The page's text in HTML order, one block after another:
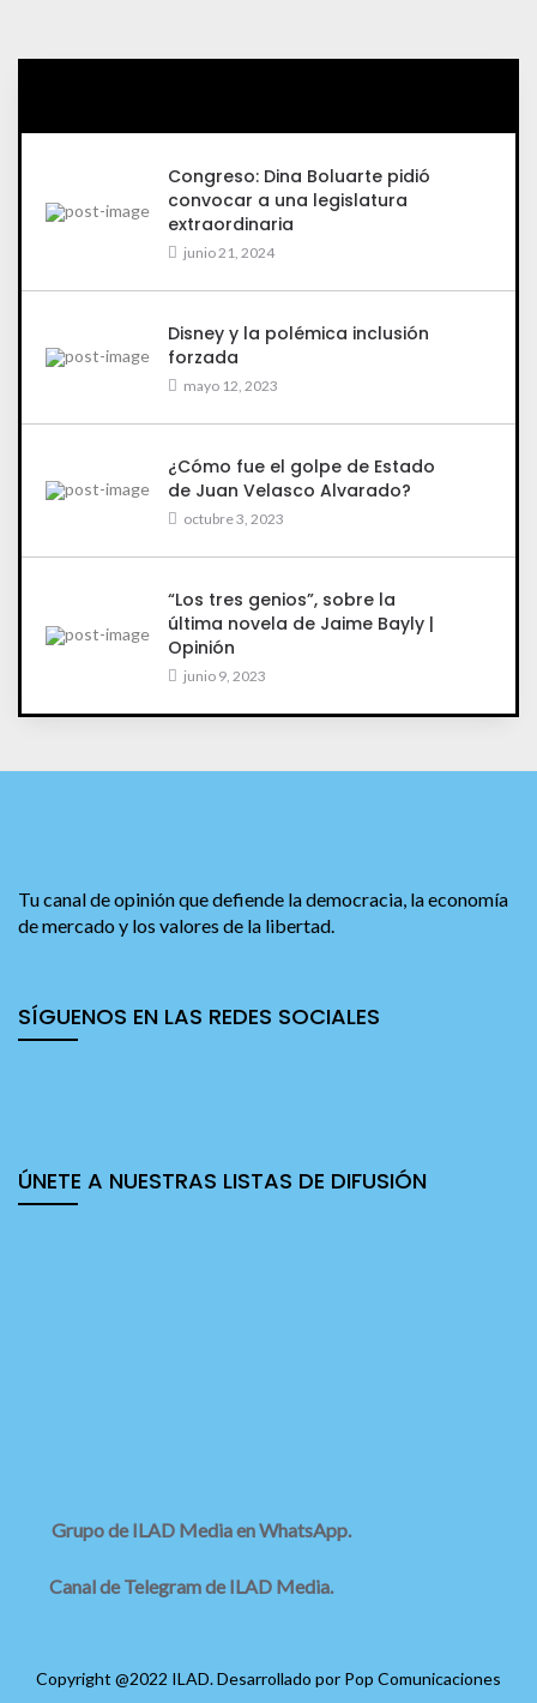
Congreso: Dina Boluarte pidió
convocar a una legislatura
extraordinaria
junio 21, 2024
Disney y la polémica inclusión
forzada
mayo 12, 2023
¿Cómo fue el golpe de Estado
de Juan Velasco Alvarado?
octubre 3, 2023
“Los tres genios”, sobre la
última novela de Jaime Bayly |
Opinión
junio 9, 2023
Tu canal de opinión que defiende la democracia, la economía
de mercado y los valores de la libertad.
SÍGUENOS EN LAS REDES SOCIALES
ÚNETE A NUESTRAS LISTAS DE DIFUSIÓN
Grupo de ILAD Media en WhatsApp.
Canal de Telegram de ILAD Media.
Copyright @2022 ILAD. Desarrollado por Pop Comunicaciones